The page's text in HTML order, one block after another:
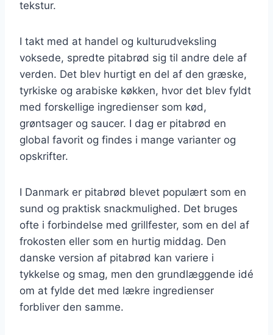
tekstur.
I takt med at handel og kulturudveksling
voksede, spredte pitabrød sig til andre dele af
verden. Det blev hurtigt en del af den græske,
tyrkiske og arabiske køkken, hvor det blev fyldt
med forskellige ingredienser som kød,
grøntsager og saucer. I dag er pitabrød en
global favorit og findes i mange varianter og
opskrifter.
I Danmark er pitabrød blevet populært som en
sund og praktisk snackmulighed. Det bruges
ofte i forbindelse med grillfester, som en del af
frokosten eller som en hurtig middag. Den
danske version af pitabrød kan variere i
tykkelse og smag, men den grundlæggende idé
om at fylde det med lækre ingredienser
forbliver den samme.